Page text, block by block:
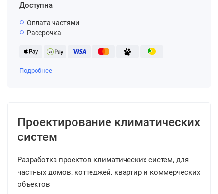
Доступна
Оплата частями
Рассрочка
Подробнее
Проектирование климатических
систем
Разработка проектов климатических систем, для
частных домов, коттеджей, квартир и коммерческих
объектов